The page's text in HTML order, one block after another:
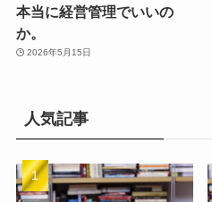
本当に経営管理でいいの
か。
2026年5月15日
人気記事